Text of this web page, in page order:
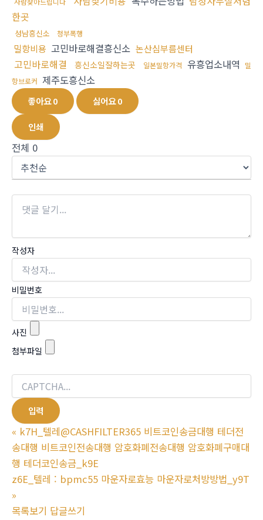
한곳
성남흥신소 청부폭행
밀항비용 고민바로해결흥신소 논산심부름센터
고민바로해결 흥신소일잘하는곳 일본밀항가격 유흥업소내역
밀
항브로커 제주도흥신소
좋아요0 싫어요0
인쇄
전체 0
작성자
비밀번호
사진
첨부파일
« k7H_텔레@CASHFILTER365 비트코인송금대행 테더전
송대행 비트코인전송대행 암호화폐전송대행 암호화폐구매대
행 테더코인송금_k9E
z6E_텔레 : bpmc55 마운자로효능 마운자로처방방법_y9T
»
목록보기 답글쓰기